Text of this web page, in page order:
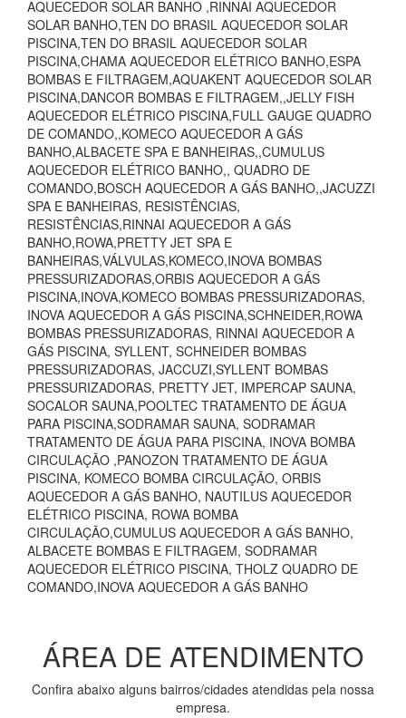
AQUECEDOR SOLAR BANHO ,RINNAI AQUECEDOR
SOLAR BANHO,TEN DO BRASIL AQUECEDOR SOLAR
PISCINA,TEN DO BRASIL AQUECEDOR SOLAR
PISCINA,CHAMA AQUECEDOR ELÉTRICO BANHO,ESPA
BOMBAS E FILTRAGEM,AQUAKENT AQUECEDOR SOLAR
PISCINA,DANCOR BOMBAS E FILTRAGEM,,JELLY FISH
AQUECEDOR ELÉTRICO PISCINA,FULL GAUGE QUADRO
DE COMANDO,,KOMECO AQUECEDOR A GÁS
BANHO,ALBACETE SPA E BANHEIRAS,,CUMULUS
AQUECEDOR ELÉTRICO BANHO,, QUADRO DE
COMANDO,BOSCH AQUECEDOR A GÁS BANHO,,JACUZZI
SPA E BANHEIRAS, RESISTÊNCIAS,
RESISTÊNCIAS,RINNAI AQUECEDOR A GÁS
BANHO,ROWA,PRETTY JET SPA E
BANHEIRAS,VÁLVULAS,KOMECO,INOVA BOMBAS
PRESSURIZADORAS,ORBIS AQUECEDOR A GÁS
PISCINA,INOVA,KOMECO BOMBAS PRESSURIZADORAS,
INOVA AQUECEDOR A GÁS PISCINA,SCHNEIDER,ROWA
BOMBAS PRESSURIZADORAS, RINNAI AQUECEDOR A
GÁS PISCINA, SYLLENT, SCHNEIDER BOMBAS
PRESSURIZADORAS, JACCUZI,SYLLENT BOMBAS
PRESSURIZADORAS, PRETTY JET, IMPERCAP SAUNA,
SOCALOR SAUNA,POOLTEC TRATAMENTO DE ÁGUA
PARA PISCINA,SODRAMAR SAUNA, SODRAMAR
TRATAMENTO DE ÁGUA PARA PISCINA, INOVA BOMBA
CIRCULAÇÃO ,PANOZON TRATAMENTO DE ÁGUA
PISCINA, KOMECO BOMBA CIRCULAÇÃO, ORBIS
AQUECEDOR A GÁS BANHO, NAUTILUS AQUECEDOR
ELÉTRICO PISCINA, ROWA BOMBA
CIRCULAÇÃO,CUMULUS AQUECEDOR A GÁS BANHO,
ALBACETE BOMBAS E FILTRAGEM, SODRAMAR
AQUECEDOR ELÉTRICO PISCINA, THOLZ QUADRO DE
COMANDO,INOVA AQUECEDOR A GÁS BANHO
ÁREA DE ATENDIMENTO
Confira abaixo alguns bairros/cidades atendidas pela nossa
empresa.